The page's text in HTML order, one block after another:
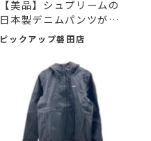
【美品】シュプリームの
日本製デニムパンツが入
荷...
ピックアップ磐田店